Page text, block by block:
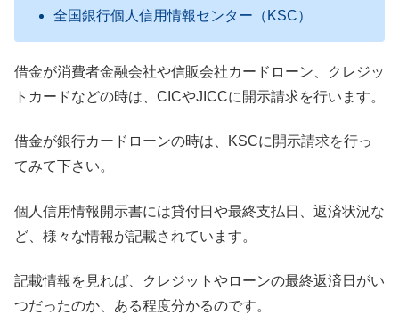
全国銀行個人信用情報センター（KSC）
借金が消費者金融会社や信販会社カードローン、クレジッ
トカードなどの時は、CICやJICCに開示請求を行います。
借金が銀行カードローンの時は、KSCに開示請求を行っ
てみて下さい。
個人信用情報開示書には貸付日や最終支払日、返済状況な
ど、様々な情報が記載されています。
記載情報を見れば、クレジットやローンの最終返済日がい
つだったのか、ある程度分かるのです。